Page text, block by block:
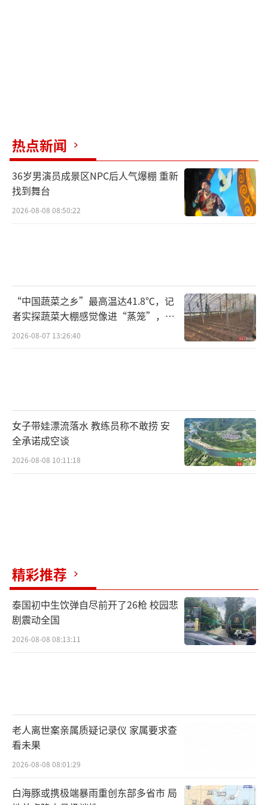
热点新闻
36岁男演员成景区NPC后人气爆棚 重新
找到舞台
2026-08-08 08:50:22
“中国蔬菜之乡”最高温达41.8℃，记
者实探蔬菜大棚感觉像进“蒸笼”，有
村民称只能凌晨两点起来干活
2026-08-07 13:26:40
女子带娃漂流落水 教练员称不敢捞 安
全承诺成空谈
2026-08-08 10:11:18
精彩推荐
泰国初中生饮弹自尽前开了26枪 校园悲
剧震动全国
2026-08-08 08:13:11
老人离世案亲属质疑记录仪 家属要求查
看未果
2026-08-08 08:01:29
白海豚或携极端暴雨重创东部多省市 局